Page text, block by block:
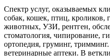
Спектр услуг, оказываемых
собак, кошек, птиц, кроликов,
животных, УЗИ, рентген,
стоматология, чипирование,
ортопедия, груминг,
ветеринарные аптеки. В